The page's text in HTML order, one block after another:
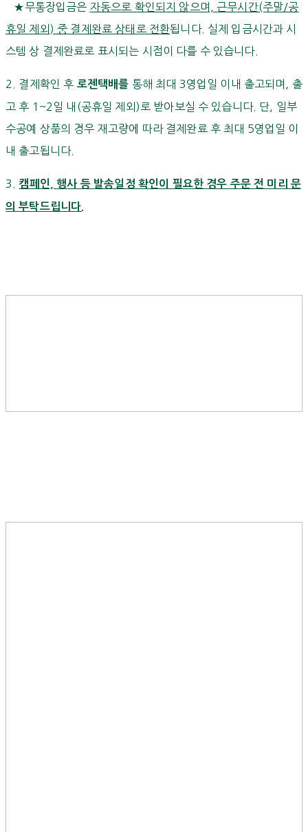
★무통장입금은 자동으로 확인되지 않으며, 근무시간(주말/공
휴일 제외) 중 결제완료 상태로 전환됩니다. 실제 입금시간과 시
스템 상 결제완료로 표시되는 시점이 다를 수 있습니다.
2. 결제확인 후 로젠택배를 통해 최대 3영업일 이내 출고되며, 출
고 후 1~2일 내(공휴일 제외)로 받아보실 수 있습니다. 단, 일부
수공예 상품의 경우 재고량에 따라 결제완료 후 최대 5영업일 이
내 출고됩니다.
3. 캠페인, 행사 등 발송일정 확인이 필요한 경우 주문 전 미리 문
의 부탁드립니다.